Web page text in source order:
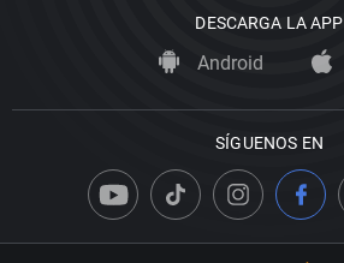
DESCARGA LA APP
Android
SÍGUENOS EN